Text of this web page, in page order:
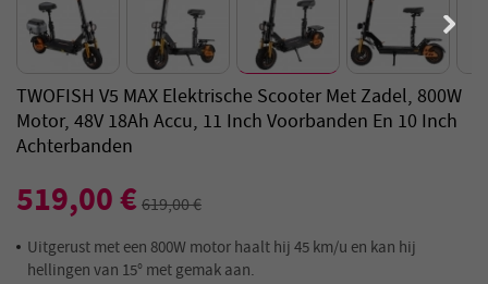
TWOFISH V5 MAX Elektrische Scooter Met Zadel, 800W
Motor, 48V 18Ah Accu, 11 Inch Voorbanden En 10 Inch
Achterbanden
519,00 €619,00 €
Uitgerust met een 800W motor haalt hij 45 km/u en kan hij
hellingen van 15° met gemak aan.